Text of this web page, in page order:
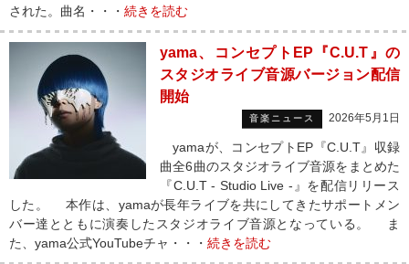
された。曲名・・・ 続きを読む
yama、コンセプトEP『C.U.T』の
スタジオライブ音源バージョン配信
開始
音楽ニュース 2026年5月1日
yamaが、コンセプトEP『C.U.T』収録
曲全6曲のスタジオライブ音源をまとめた
『C.U.T - Studio Live -』を配信リリース
した。 本作は、yamaが長年ライブを共にしてきたサポートメン
バー達とともに演奏したスタジオライブ音源となっている。 ま
た、yama公式YouTubeチャ・・・ 続きを読む